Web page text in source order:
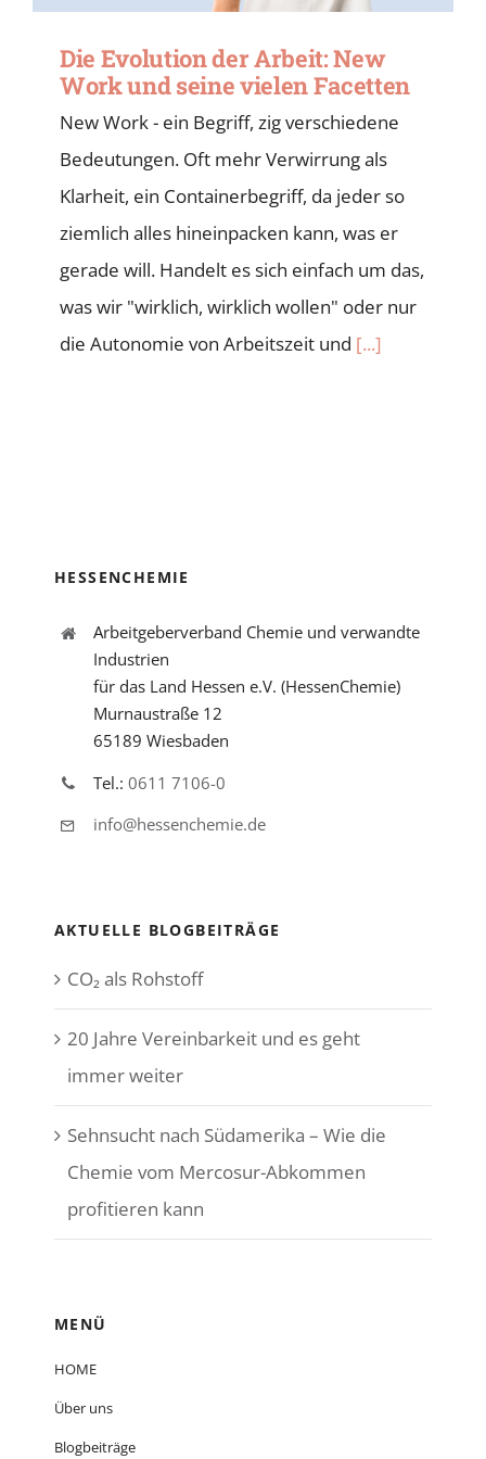
Die Evolution der Arbeit: New
Work und seine vielen Facetten
New Work - ein Begriff, zig verschiedene
Bedeutungen. Oft mehr Verwirrung als
Klarheit, ein Containerbegriff, da jeder so
ziemlich alles hineinpacken kann, was er
gerade will. Handelt es sich einfach um das,
was wir "wirklich, wirklich wollen" oder nur
die Autonomie von Arbeitszeit und [...]
HESSENCHEMIE
Arbeitgeberverband Chemie und verwandte
Industrien
für das Land Hessen e.V. (HessenChemie)
Murnaustraße 12
65189 Wiesbaden
Tel.: 0611 7106-0
info@hessenchemie.de
AKTUELLE BLOGBEITRÄGE
CO₂ als Rohstoff
20 Jahre Vereinbarkeit und es geht
immer weiter
Sehnsucht nach Südamerika – Wie die
Chemie vom Mercosur-Abkommen
profitieren kann
MENÜ
HOME
Über uns
Blogbeiträge